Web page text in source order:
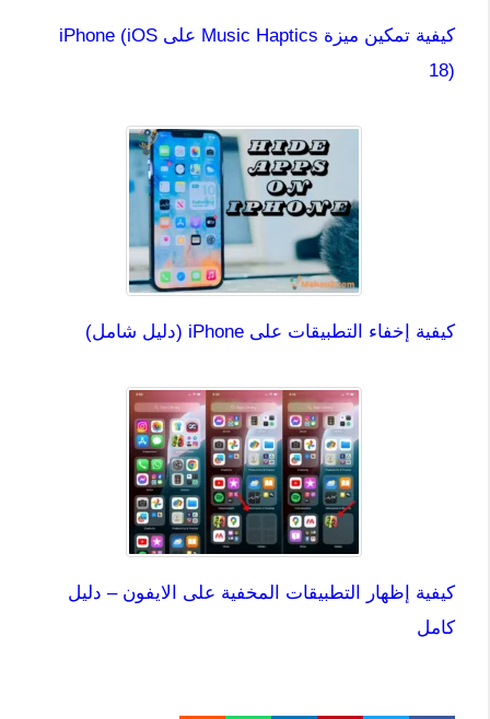
كيفية تمكين ميزة Music Haptics على iPhone (iOS
18)
كيفية إخفاء التطبيقات على iPhone (دليل شامل)
كيفية إظهار التطبيقات المخفية على الايفون – دليل
كامل